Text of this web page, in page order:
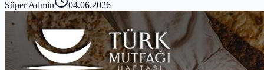
Süper Admin 04.06.2026